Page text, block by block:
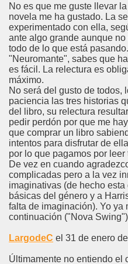
No es que me guste llevar
novela me ha gustado. La
experimentado con ella,
ante algo grande aunque
todo de lo que está
"Neuromante", sabes que
es fácil. La relectura es
máximo.
No será del gusto de todos,
paciencia las tres historias
del libro, su relectura
pedir perdón por que me
que comprar un libro
intentos para disfrutar de
por lo que pagamos por
De vez en cuando
complicadas pero a la vez
imaginativas (de hecho
básicas del género y a
falta de imaginación). Yo ya
continuación ("Nova
LargodeC el 31 de enero
Últimamente no entiendo el